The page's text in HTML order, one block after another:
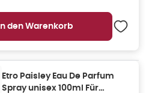
In den Warenkorb
Etro Paisley Eau De Parfum
Spray unisex 100ml Für